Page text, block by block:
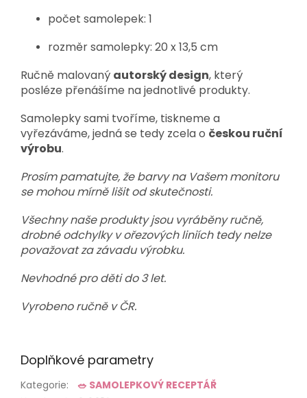
počet samolepek: 1
rozměr samolepky: 20 x 13,5 cm
Ručně malovaný autorský design, který
posléze přenášíme na jednotlivé produkty.
Samolepky sami tvoříme, tiskneme a
vyřezáváme, jedná se tedy zcela o českou ruční
výrobu.
Prosím pamatujte, že barvy na Vašem monitoru
se mohou mírně lišit od skutečnosti.
Všechny naše produkty jsou vyráběny ručně,
drobné odchylky v ořezových liniích tedy nelze
považovat za závadu výrobku.
Nevhodné pro děti do 3 let.
Vyrobeno ručně v ČR.
Doplňkové parametry
Kategorie:
🥗 SAMOLEPKOVÝ RECEPTÁŘ